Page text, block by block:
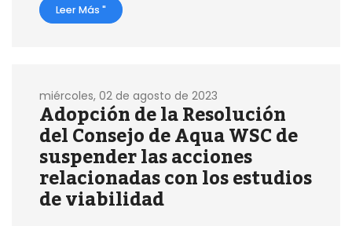
Leer Más "
miércoles, 02 de agosto de 2023
Adopción de la Resolución
del Consejo de Aqua WSC de
suspender las acciones
relacionadas con los estudios
de viabilidad